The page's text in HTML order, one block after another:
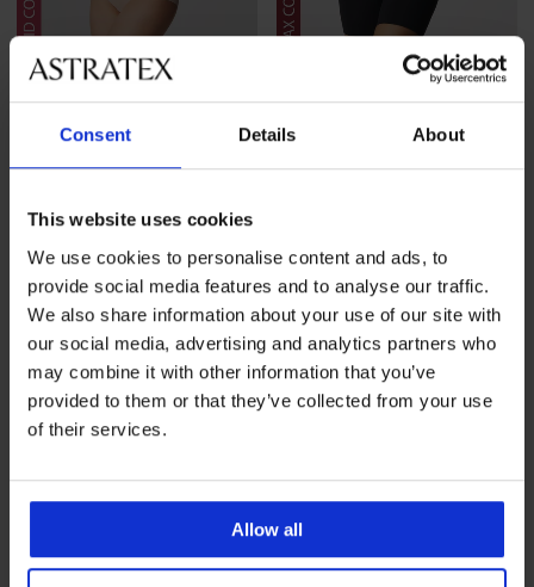
Consent Details About
This website uses cookies
We use cookies to personalise content and ads, to
provide social media features and to analyse our traffic.
We also share information about your use of our site with
our social media, advertising and analytics partners who
may combine it with other information that you’ve
provided to them or that they’ve collected from your use
of their services.
Allow all
Стягащо боди Angie Spacer
71,99 €(140,80 лв.)
Стягащо боди Phoebe с
чашките